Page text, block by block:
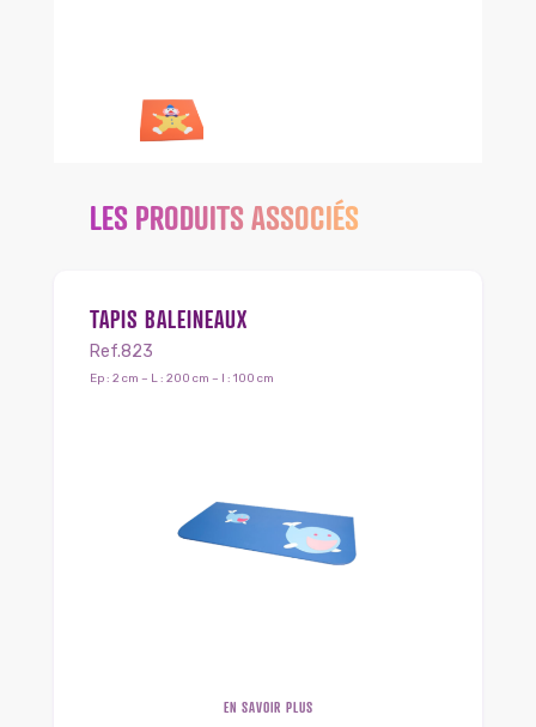
LES PRODUITS ASSOCIÉS
TAPIS BALEINEAUX
Ref.823
Ep : 2 cm – L : 200 cm – l : 100 cm
EN SAVOIR PLUS